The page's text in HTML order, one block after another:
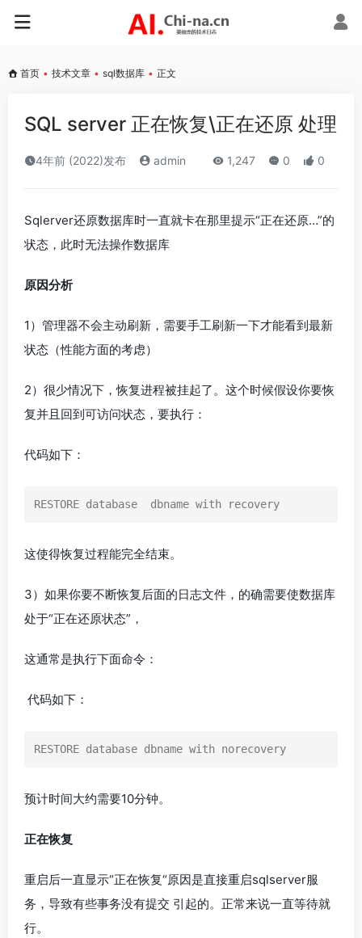
首页 • 技术文章 • sql数据库 • 正文
SQL server 正在恢复\正在还原 处理
4年前 (2022)发布 admin 1,247 0 0
Sqlerver还原数据库时一直就卡在那里提示“正在还原…”的
状态，此时无法操作数据库
原因分析
1）管理器不会主动刷新，需要手工刷新一下才能看到最新
状态（性能方面的考虑）
2）很少情况下，恢复进程被挂起了。这个时候假设你要恢
复并且回到可访问状态，要执行：
代码如下：
RESTORE database  dbname with recovery
这使得恢复过程能完全结束。
3）如果你要不断恢复后面的日志文件，的确需要使数据库
处于“正在还原状态”，
这通常是执行下面命令：
代码如下：
RESTORE database dbname with norecovery
预计时间大约需要10分钟。
正在恢复
重启后一直显示“正在恢复“原因是直接重启sqlserver服
务，导致有些事务没有提交 引起的。正常来说一直等待就
行。